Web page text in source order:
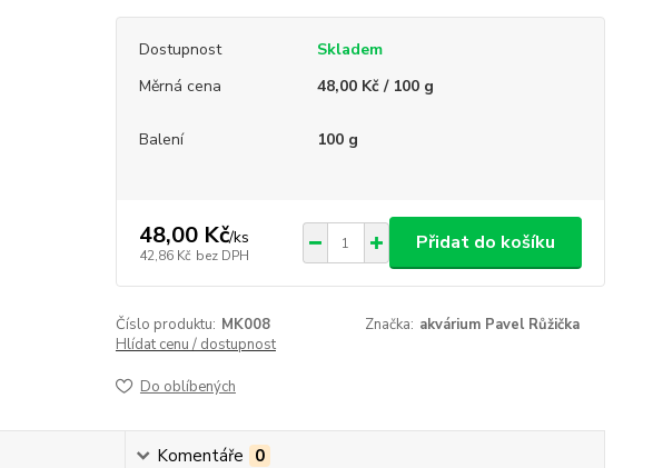
Dostupnost
Skladem
Měrná cena
48,00 Kč / 100 g
Balení 100 g
48,00 Kč/ks
42,86 Kč bez DPH
Přidat do košíku
Číslo produktu: MK008 Značka: akvárium Pavel Růžička
Hlídat cenu / dostupnost
Do oblíbených
Komentáře 0